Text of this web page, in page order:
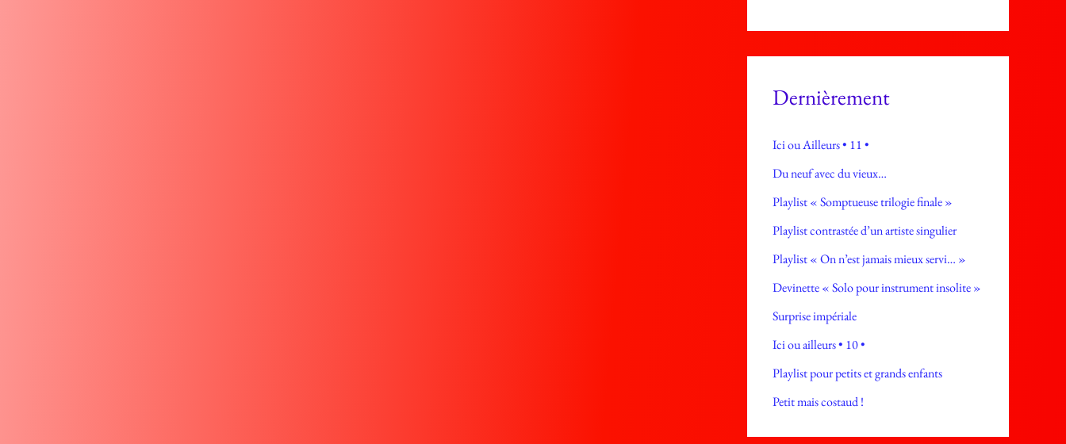
Dernièrement
Ici ou Ailleurs • 11 •
Du neuf avec du vieux…
Playlist « Somptueuse trilogie finale »
Playlist contrastée d’un artiste singulier
Playlist « On n’est jamais mieux servi… »
Devinette « Solo pour instrument insolite »
Surprise impériale
Ici ou ailleurs • 10 •
Playlist pour petits et grands enfants
Petit mais costaud !